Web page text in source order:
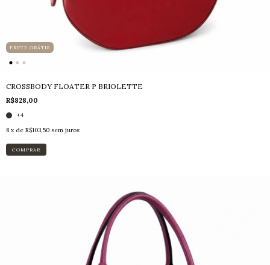
FRETE GRÁTIS
CROSSBODY FLOATER P BRIOLETTE
R$828,00
+4
8 x de R$103,50 sem juros
COMPRAR